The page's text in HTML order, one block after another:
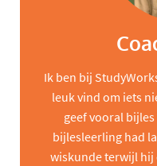
Ik ben bij
leuk vind om iets
geef vooral
bijlesleerling had
wiskunde terwijl hij